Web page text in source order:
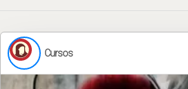
Cursos